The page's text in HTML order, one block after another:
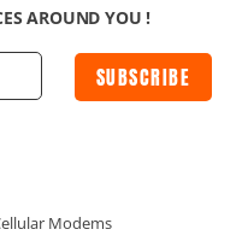
AROUND YOU !
SUBSCRIBE
Modems